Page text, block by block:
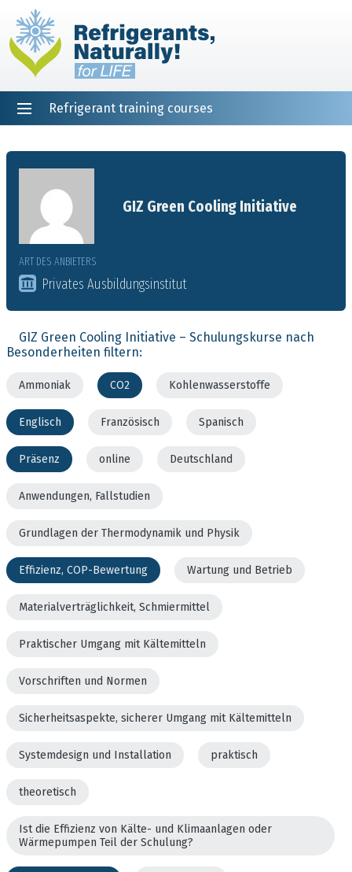
Refrigerant training courses
GIZ Green Cooling Initiative
ART DES ANBIETERS
Privates Ausbildungsinstitut
GIZ Green Cooling Initiative – Schulungskurse nach
Besonderheiten filtern:
Ammoniak CO2 Kohlenwasserstoffe
Englisch Französisch Spanisch
Präsenz online Deutschland
Anwendungen, Fallstudien
Grundlagen der Thermodynamik und Physik
Effizienz, COP-Bewertung Wartung und Betrieb
Materialverträglichkeit, Schmiermittel
Praktischer Umgang mit Kältemitteln
Vorschriften und Normen
Sicherheitsaspekte, sicherer Umgang mit Kältemitteln
Systemdesign und Installation praktisch
theoretisch
Ist die Effizienz von Kälte- und Klimaanlagen oder
Wärmepumpen Teil der Schulung?